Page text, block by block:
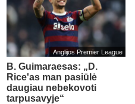
Anglijos Premier League
B. Guimaraesas: „D.
Rice'as man pasiūlė
daugiau nebekovoti
tarpusavyje“